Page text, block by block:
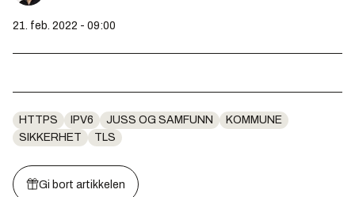
21. feb. 2022 - 09:00
HTTPS IPV6 JUSS OG SAMFUNN
KOMMUNE
SIKKERHET
TLS
Gi bort artikkelen